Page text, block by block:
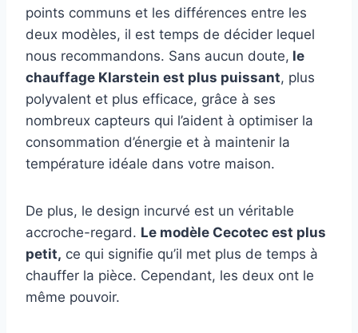
points communs et les différences entre les
deux modèles, il est temps de décider lequel
nous recommandons. Sans aucun doute, le
chauffage Klarstein est plus puissant, plus
polyvalent et plus efficace, grâce à ses
nombreux capteurs qui l’aident à optimiser la
consommation d’énergie et à maintenir la
température idéale dans votre maison.
De plus, le design incurvé est un véritable
accroche-regard. Le modèle Cecotec est plus
petit, ce qui signifie qu’il met plus de temps à
chauffer la pièce. Cependant, les deux ont le
même pouvoir.